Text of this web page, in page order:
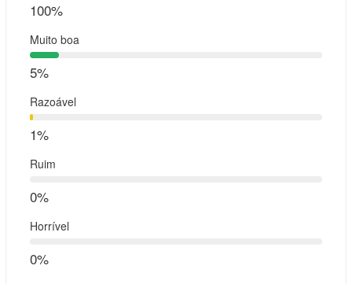
100%
Muito boa
5%
Razoável
1%
Ruim
0%
Horrível
0%